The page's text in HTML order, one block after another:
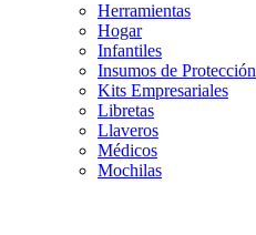
Herramientas
Hogar
Infantiles
Insumos de Protección
Kits Empresariales
Libretas
Llaveros
Médicos
Mochilas